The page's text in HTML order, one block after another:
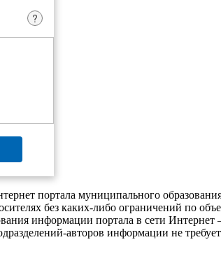
?
портала муниципального
без каких-либо ограничений по
информации портала в сети
авторов информации не